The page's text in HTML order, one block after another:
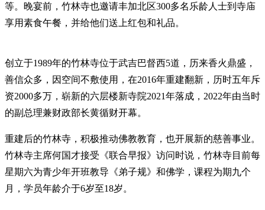
等。晚宴前，竹林寺也邀请丰加北区300多名乐龄人士到寺庙
享用素食午餐，并给他们送上红包和礼品。
创立于1989年的竹林寺位于武吉巴督西5道，历来香火鼎盛，
善信众多，因空间不敷使用，在2016年重建翻新，历时五年斥
资2000多万，崭新的六层楼新寺院2021年落成，2022年由当时
的副总理兼财政部长黄循财开幕。
重建后的竹林寺，积极推动佛教教育，也开展新的慈善事业。
竹林寺主席何国才接受《联合早报》访问时说，竹林寺目前每
星期六为青少年开班教导《弟子规》和佛学，课程为期九个
月，学员年龄介于6岁至18岁。